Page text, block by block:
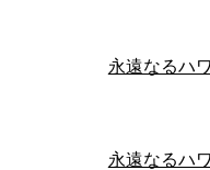
永遠なるハ
永遠なるハ